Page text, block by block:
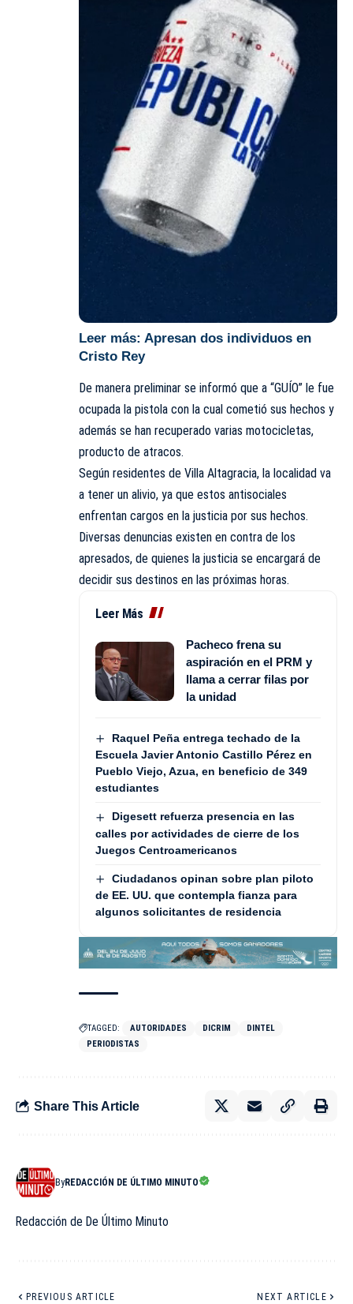
Leer más: Apresan dos individuos en
Cristo Rey
De manera preliminar se informó que a “GUÍO” le fue
ocupada la pistola con la cual cometió sus hechos y
además se han recuperado varias motocicletas,
producto de atracos.
Según residentes de Villa Altagracia, la localidad va
a tener un alivio, ya que estos antisociales
enfrentan cargos en la justicia por sus hechos.
Diversas denuncias existen en contra de los
apresados, de quienes la justicia se encargará de
decidir sus destinos en las próximas horas.
Leer Más
Pacheco frena su
aspiración en el PRM y
llama a cerrar filas por
la unidad
Raquel Peña entrega techado de la
Escuela Javier Antonio Castillo Pérez en
Pueblo Viejo, Azua, en beneficio de 349
estudiantes
Digesett refuerza presencia en las
calles por actividades de cierre de los
Juegos Centroamericanos
Ciudadanos opinan sobre plan piloto
de EE. UU. que contempla fianza para
algunos solicitantes de residencia
TAGGED: AUTORIDADES DICRIM
DINTEL
PERIODISTAS
Share This Article
ByREDACCIÓN DE ÚLTIMO MINUTO
Redacción de De Último Minuto
PREVIOUS ARTICLE NEXT ARTICLE